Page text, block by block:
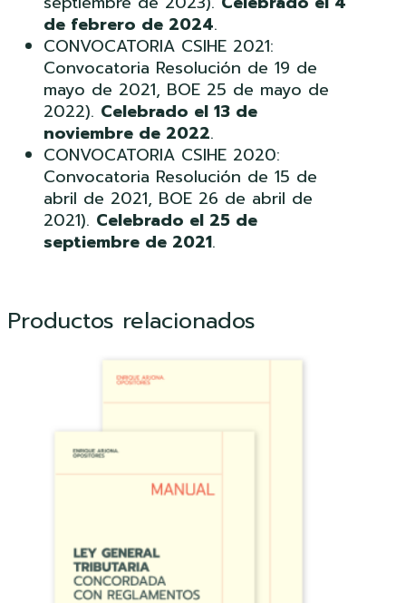
de febrero de 2024.
CONVOCATORIA CSIHE 2021:
Convocatoria Resolución de 19 de
mayo de 2021, BOE 25 de mayo de
2022). Celebrado el 13 de
noviembre de 2022.
CONVOCATORIA CSIHE 2020:
Convocatoria Resolución de 15 de
abril de 2021, BOE 26 de abril de
2021). Celebrado el 25 de
septiembre de 2021.
Productos relacionados